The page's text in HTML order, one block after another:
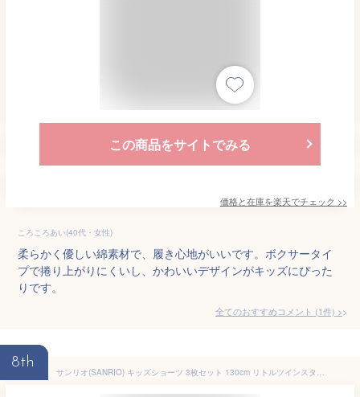
この商品をサイトでみる
価格と在庫を楽天でチェック >>
ころころあい(40代・女性)
柔らかく優しい綿素材で、履き心地がいいです。ボクサータイ
プで捲り上がりにくいし、かわいいデザインがキッズにぴった
りです。
全てのおすすめコメント (1件) >
8th
サンリオ(SANRIO) キッズショーツ 3枚セット 130cm リトルツインスターズ キキララ LITTLE TWIN STARS キャラクター 493911